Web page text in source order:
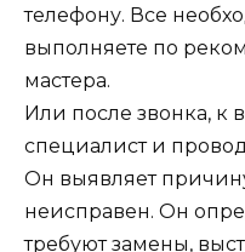
телефону. Все
выполняете по
мастера.
Или после звонка, к
специалист и
Он выявляет
неисправен. Он
требуют замены,